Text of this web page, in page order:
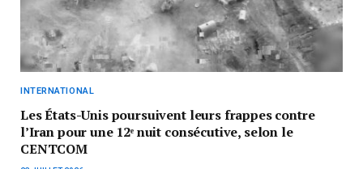
INTERNATIONAL
Les États-Unis poursuivent leurs frappes contre
l’Iran pour une 12ᵉ nuit consécutive, selon le
CENTCOM